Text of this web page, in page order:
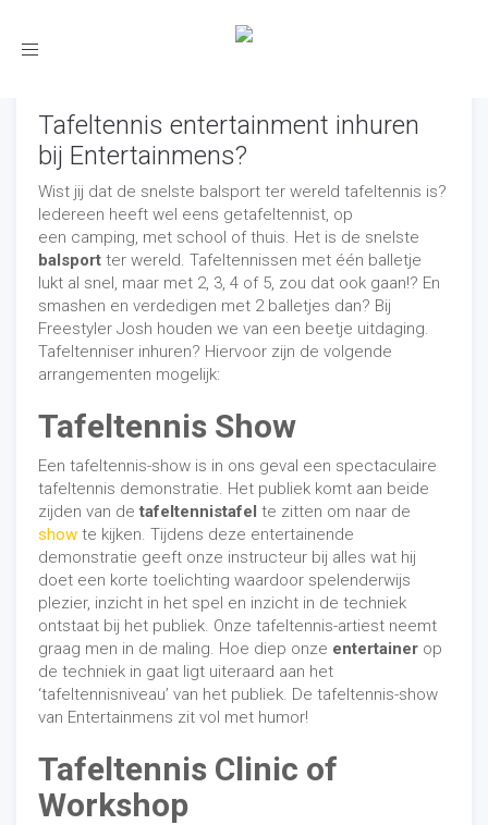
Toggle
Tafeltennis entertainment inhuren
bij Entertainmens?
Wist jij dat de snelste balsport ter wereld tafeltennis is?
Iedereen heeft wel eens getafeltennist, op
een camping, met school of thuis. Het is de snelste
balsport ter wereld. Tafeltennissen met één balletje
lukt al snel, maar met 2, 3, 4 of 5, zou dat ook gaan!? En
smashen en verdedigen met 2 balletjes dan? Bij
Freestyler Josh houden we van een beetje uitdaging.
Tafeltenniser inhuren? Hiervoor zijn de volgende
arrangementen mogelijk:
Tafeltennis Show
Een tafeltennis-show is in ons geval een spectaculaire
tafeltennis demonstratie. Het publiek komt aan beide
zijden van de tafeltennistafel te zitten om naar de
show te kijken. Tijdens deze entertainende
demonstratie geeft onze instructeur bij alles wat hij
doet een korte toelichting waardoor spelenderwijs
plezier, inzicht in het spel en inzicht in de techniek
ontstaat bij het publiek. Onze tafeltennis-artiest neemt
graag men in de maling. Hoe diep onze entertainer op
de techniek in gaat ligt uiteraard aan het
‘tafeltennisniveau’ van het publiek. De tafeltennis-show
van Entertainmens zit vol met humor!
Tafeltennis Clinic of
Workshop